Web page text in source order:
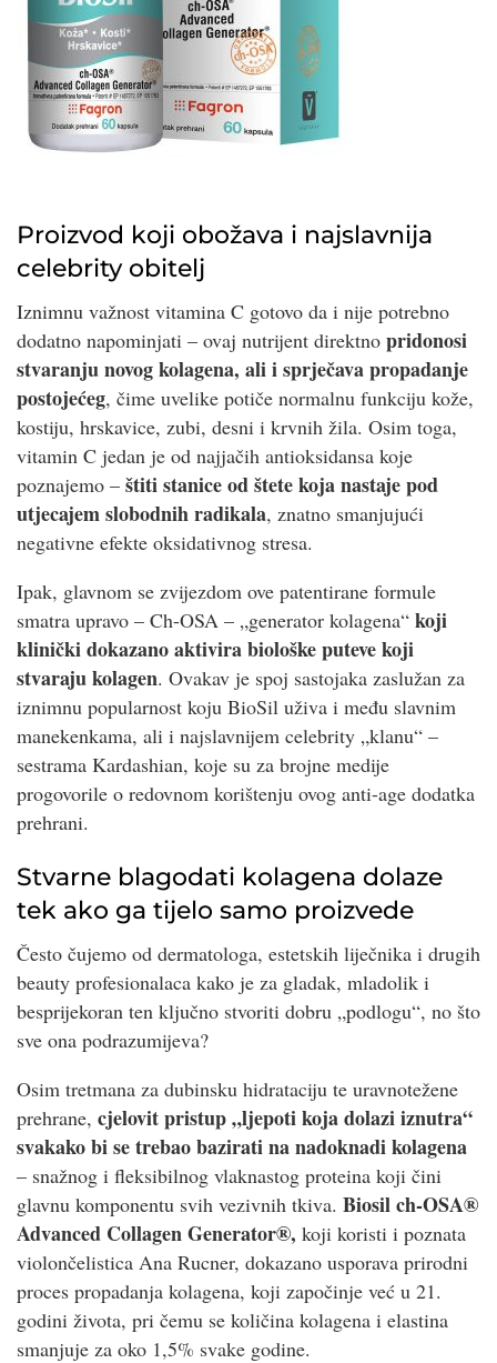
Proizvod koji obožava i najslavnija
celebrity obitelj
Iznimnu važnost vitamina C gotovo da i nije potrebno
dodatno napominjati – ovaj nutrijent direktno pridonosi
stvaranju novog kolagena, ali i sprječava propadanje
postojećeg, čime uvelike potiče normalnu funkciju kože,
kostiju, hrskavice, zubi, desni i krvnih žila. Osim toga,
vitamin C jedan je od najjačih antioksidansa koje
poznajemo – štiti stanice od štete koja nastaje pod
utjecajem slobodnih radikala, znatno smanjujući
negativne efekte oksidativnog stresa.
Ipak, glavnom se zvijezdom ove patentirane formule
smatra upravo – Ch-OSA – „generator kolagena“ koji
klinički dokazano aktivira biološke puteve koji
stvaraju kolagen. Ovakav je spoj sastojaka zaslužan za
iznimnu popularnost koju BioSil uživa i među slavnim
manekenkama, ali i najslavnijem celebrity „klanu“ –
sestrama Kardashian, koje su za brojne medije
progovorile o redovnom korištenju ovog anti-age dodatka
prehrani.
Stvarne blagodati kolagena dolaze
tek ako ga tijelo samo proizvede
Često čujemo od dermatologa, estetskih liječnika i drugih
beauty profesionalaca kako je za gladak, mladolik i
besprijekoran ten ključno stvoriti dobru „podlogu“, no što
sve ona podrazumijeva?
Osim tretmana za dubinsku hidrataciju te uravnotežene
prehrane, cjelovit pristup „ljepoti koja dolazi iznutra“
svakako bi se trebao bazirati na nadoknadi kolagena
– snažnog i fleksibilnog vlaknastog proteina koji čini
glavnu komponentu svih vezivnih tkiva. Biosil ch-OSA®
Advanced Collagen Generator®, koji koristi i poznata
violončelistica Ana Rucner, dokazano usporava prirodni
proces propadanja kolagena, koji započinje već u 21.
godini života, pri čemu se količina kolagena i elastina
smanjuje za oko 1,5% svake godine.